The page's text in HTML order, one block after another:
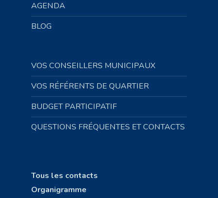
AGENDA
BLOG
VOS CONSEILLERS MUNICIPAUX
VOS RÉFÉRENTS DE QUARTIER
BUDGET PARTICIPATIF
QUESTIONS FRÉQUENTES ET CONTACTS
Tous les contacts
Organigramme